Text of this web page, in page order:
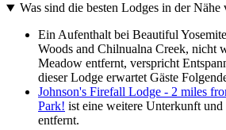
Was sind die besten Lodges in der
Ein Aufenthalt bei Beautiful
Woods and Chilnualna Creek, nicht
Meadow entfernt, verspricht
dieser Lodge erwartet Gäste
Johnson's Firefall Lodge - 2 miles
Park! ist eine weitere Unterkunft
entfernt.